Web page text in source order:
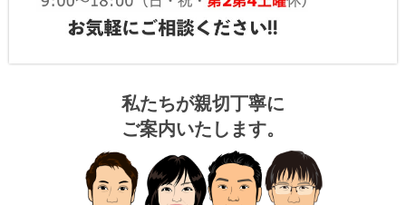
私たちが親切丁寧に
ご案内いたします。